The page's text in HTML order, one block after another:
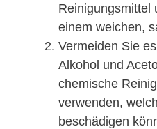
Reinigungsmittel
einem weichen,
Vermeiden Sie
Alkohol und
chemische
verwenden,
beschädigen